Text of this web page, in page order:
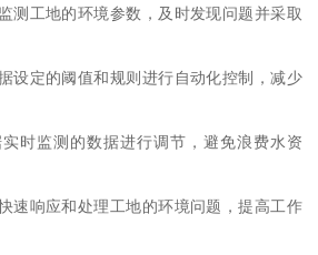
测工地的环境参数，及时发现问题并采取
设定的阈值和规则进行自动化控制，减少
时监测的数据进行调节，避免浪费水资
速响应和处理工地的环境问题，提高工作